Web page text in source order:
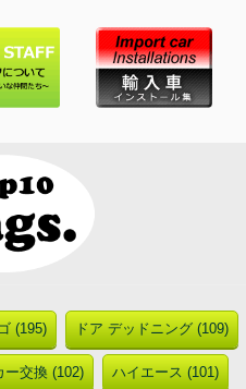
(195) ドア デッドニング (109)
ー交換 (102) ハイエース (101)